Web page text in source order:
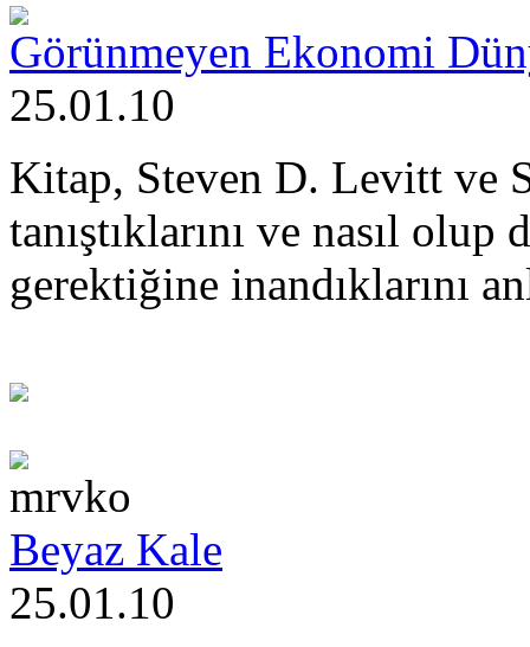
Görünmeyen Ekonomi
25.01.10
Kitap, Steven D. Levitt ve
tanıştıklarını ve nasıl
gerektiğine inandıklarını
mrvko
Beyaz Kale
25.01.10